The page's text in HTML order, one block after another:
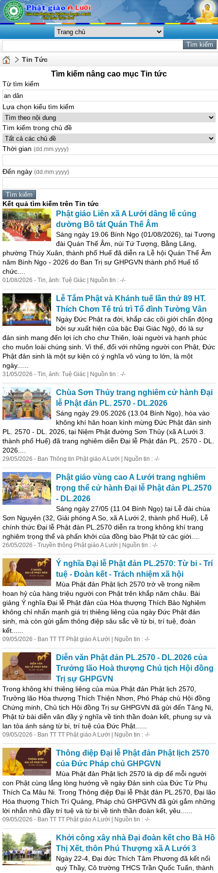
Tin Tức
Tìm kiếm nâng cao mục Tin tức
Từ tìm kiếm
Lựa chọn kiểu tìm kiếm
Tìm kiếm trong chủ đề
Thời gian (dd.mm.yyyy)
Đến ngày (dd.mm.yyyy)
Kết quả tìm kiếm trên Tin tức
Phật giáo Liên xã A Lưới dâng lễ cúng
dường Bồ tát Quán Thế Âm
Sáng ngày 19.06 Bính Ngọ (01/08/2026), tại Tượng
đài Quán Thế Âm, núi Tứ Tượng, Bằng Lãng,
phường Thủy Xuân, thành phố Huế đã diễn ra Lễ hội Quán Thế Âm
năm Bính Ngọ - 2026 do Ban Trị sự GHPGVN thành phố Huế tổ
chức....
01/08/2026 - Tin, ảnh: Tuệ Giác | Nguồn tin : -/-
Lễ Tắm Phật và Khánh tuế lần thứ 89 HT.
Thích Chơn Tế trú trì Tổ đình Tường Vân
Ngày Đức Phật ra đời, khắp các cõi giới chấn động
bởi sự xuất hiện của bậc Đại Giác Ngộ, đó là sự
đản sinh mang đến lợi ích cho chư Thiên, loài người và hạnh phúc
cho muôn loài chúng sinh. Vì thế, đối với những người con Phật, Đức
Phật đản sinh là một sự kiện có ý nghĩa vô vùng to lớn, là một
ngày......
31/05/2026 - Tin, ảnh: Tuệ Giác | Nguồn tin : -/-
Chùa Sơn Thủy trang nghiêm cử hành Đại
lễ Phật đản PL. 2570 - DL.2026
Sáng ngày 29.05.2026 (13.04 Bính Ngọ), hòa vào
không khí hân hoan kính mừng Đức Phật đản sinh
PL. 2570 - DL. 2026, tại Niệm Phật đường Sơn Thủy (xã A Lưới 3.
thành phố Huế) đã trang nghiêm diễn Đại lễ Phật đản PL. 2570 - DL.
2026....
29/05/2026 - Ban Thông tin Phật giáo A Lưới | Nguồn tin : -/-
Phật giáo vùng cao A Lưới trang nghiêm
trọng thể cử hành Đại lễ Phật đản PL.2570
- DL.2026
Sáng ngày 27/05 (11.04 Bính Ngọ) tại Lễ đài chùa
Sơn Nguyên (32, Giải phóng A So, xã A Lưới 2, thành phố Huế), Lễ
chính thức Đại lễ Phật đản PL.2570 diễn ra trong không khí trang
nghiêm trọng thể và phấn khởi của đồng bào Phật tử các giới....
26/05/2026 - Truyền thông Phật giáo A Lưới | Nguồn tin : -/-
Ý nghĩa Đại lễ Phật đản PL.2570: Từ bi - Trí
tuệ - Đoàn kết - Trách nhiệm xã hội
Mùa Phật đản Phật lịch 2570 trở về trong niềm
hoan hỷ của hàng triệu người con Phật trên khắp năm châu. Bài
giảng Ý nghĩa Đại lễ Phật đản của Hòa thượng Thích Bảo Nghiêm
không chỉ nhấn mạnh giá trị thiêng liêng của ngày Đức Phật đản
sinh, mà còn gửi gắm thông điệp sâu sắc về từ bi, trí tuệ, đoàn
kết......
09/05/2026 - Ban TT TT Phật giáo A Lưới | Nguồn tin : -/-
Diễn văn Phật đản PL.2570 - DL.2026 của
Trưởng lão Hoà thượng Chủ tịch Hội đồng
Trị sự GHPGVN
Trong không khí thiêng liêng của mùa Phật đản Phật lịch 2570,
Trưởng lão Hòa thượng Thích Thiện Nhơn, Phó Pháp chủ Hội đồng
Chứng minh, Chủ tịch Hội đồng Trị sự GHPGVN đã gửi đến Tăng Ni,
Phật tử bài diễn văn đầy ý nghĩa về tinh thần đoàn kết, phụng sự và
lan tỏa ánh sáng từ bi, trí tuệ của Đức Phật......
09/05/2026 - Ban TT TT Phật giáo A Lưới | Nguồn tin : -/-
Thông điệp Đại lễ Phật đản Phật lịch 2570
của Đức Pháp chủ GHPGVN
Mùa Phật đản Phật lịch 2570 là dịp để mỗi người
con Phật cùng lắng lòng hướng về ngày Đản sinh của Đức Từ Phụ
Thích Ca Mâu Ni. Trong Thông điệp Đại lễ Phật đản PL.2570, Đại lão
Hòa thượng Thích Trí Quảng, Pháp chủ GHPGVN đã gửi gắm những
lời nhắn nhủ đầy trí tuệ và từ bi về tinh thần đoàn kết, yêu......
09/05/2026 - Ban TT TT Phật giáo A Lưới | Nguồn tin : -/-
Khởi công xây nhà Đại đoàn kết cho Bà Hồ
Thị Xết, thôn Phú Thượng xã A Lưới 3
Ngày 22-4, Đại đức Thích Tâm Phương đã kết nối
quý Thầy, Cô trường THCS Trần Quốc Tuấn, thành